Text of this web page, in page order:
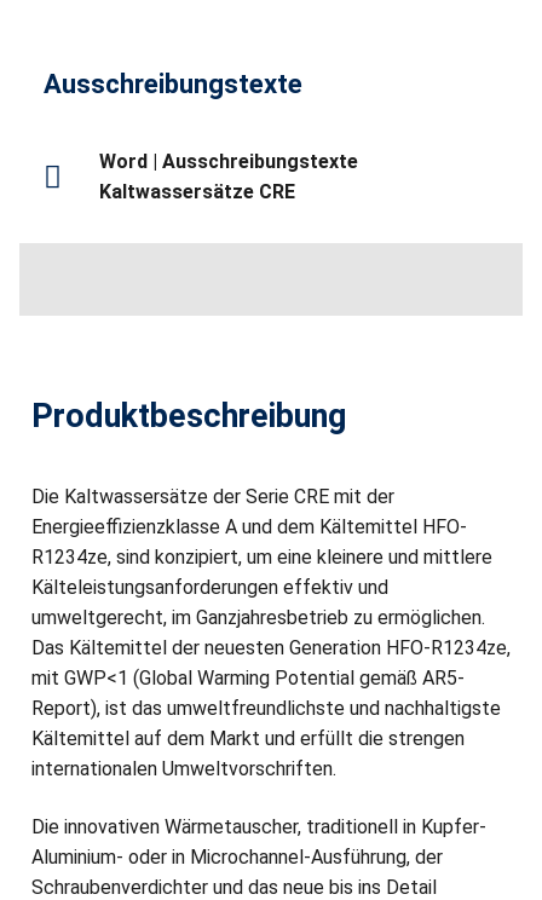
Ausschreibungstexte
Word | Ausschreibungstexte
Kaltwassersätze CRE
Produktbeschreibung
Die Kaltwassersätze der Serie CRE mit der
Energieeffizienzklasse A und dem Kältemittel HFO-
R1234ze, sind konzipiert, um eine kleinere und mittlere
Kälteleistungsanforderungen effektiv und
umweltgerecht, im Ganzjahresbetrieb zu ermöglichen.
Das Kältemittel der neuesten Generation HFO-R1234ze,
mit GWP<1 (Global Warming Potential gemäß AR5-
Report), ist das umweltfreundlichste und nachhaltigste
Kältemittel auf dem Markt und erfüllt die strengen
internationalen Umweltvorschriften.
Die innovativen Wärmetauscher, traditionell in Kupfer-
Aluminium- oder in Microchannel-Ausführung, der
Schraubenverdichter und das neue bis ins Detail